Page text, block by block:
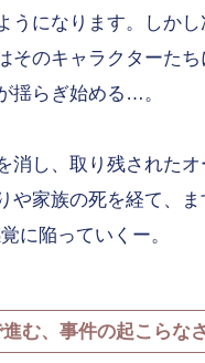
うになります。しかし
そのキャラクターた
揺らぎ始める…。
消し、取り残されたオ
や家族の死を経て、ま
に陥っていくー。
進む、事件の起こらなさ